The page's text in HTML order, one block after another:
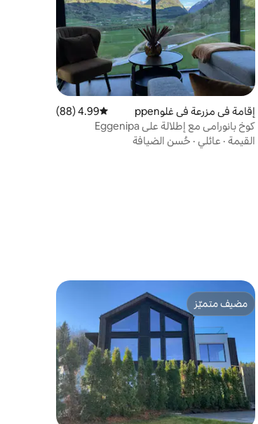
إقامة في مزرعة في غلوppen متوسط التقييم 4.99 من 5، 88 مراجعات
4.99 (88)
كوخ بانورامي مع إطلالة على Eggenipa
القيمة · عائلي · حُسن الضيافة
مضيف متميّز
مضيف متميّز